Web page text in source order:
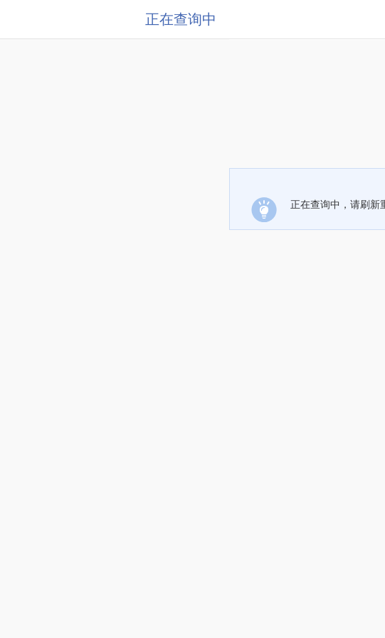
正在查询中
正在查询中，请刷新